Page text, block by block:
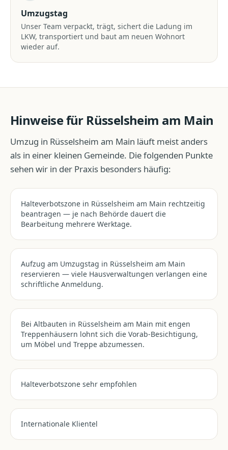
Umzugstag
Unser Team verpackt, trägt, sichert die Ladung im
LKW, transportiert und baut am neuen Wohnort
wieder auf.
Hinweise für Rüsselsheim am Main
Umzug in Rüsselsheim am Main läuft meist anders
als in einer kleinen Gemeinde. Die folgenden Punkte
sehen wir in der Praxis besonders häufig:
Halteverbotszone in Rüsselsheim am Main rechtzeitig
beantragen — je nach Behörde dauert die
Bearbeitung mehrere Werktage.
Aufzug am Umzugstag in Rüsselsheim am Main
reservieren — viele Hausverwaltungen verlangen eine
schriftliche Anmeldung.
Bei Altbauten in Rüsselsheim am Main mit engen
Treppenhäusern lohnt sich die Vorab-Besichtigung,
um Möbel und Treppe abzumessen.
Halteverbotszone sehr empfohlen
Internationale Klientel